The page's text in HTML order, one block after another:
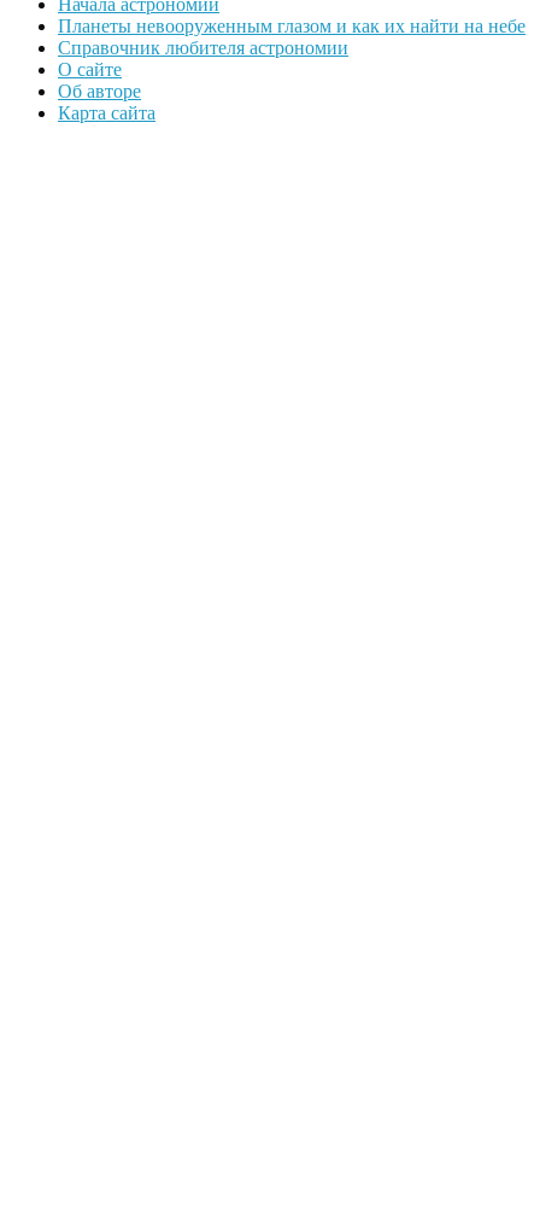
Начала астрономии
Планеты невооруженным глазом и как их найти на небе
Справочник любителя астрономии
О сайте
Об авторе
Карта сайта